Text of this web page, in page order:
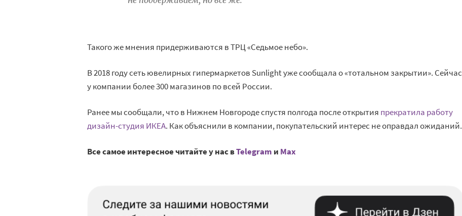
Такого же мнения придерживаются в ТРЦ «Седьмое небо».
В 2018 году сеть ювелирных гипермаркетов Sunlight уже сообщала о «тотальном закрытии». Сейчас
у компании более 300 магазинов по всей России.
Ранее мы сообщали, что в Нижнем Новгороде спустя полгода после открытия прекратила работу
дизайн-студия ИКЕА. Как объяснили в компании, покупательский интерес не оправдал ожиданий.
Все самое интересное читайте у нас вTelegram и Mах